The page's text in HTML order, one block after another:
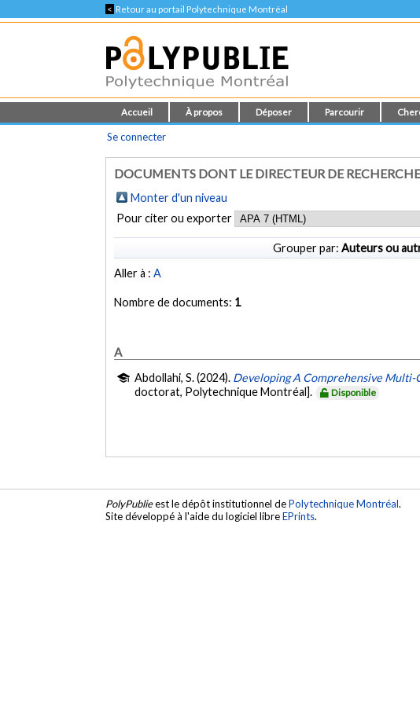
< Retour au portail Polytechnique Montréal
Accueil À propos Déposer Parcourir
Se connecter
DOCUMENTS DONT LE DIRECTEUR DE
Monter d'un niveau
Pour citer ou exporter
Grouper par: Auteurs ou
Aller à :A
Nombre de documents: 1
A
Abdollahi, S. (2024). Developing A Comprehensive Multi-
doctorat, Polytechnique Montréal].
Disponible
PolyPublieest le dépôt institutionnel dePolytechnique Montréal.
Site développé à l'aide du logiciel libreEPrints.